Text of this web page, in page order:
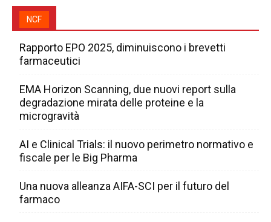
NCF
Rapporto EPO 2025, diminuiscono i brevetti
farmaceutici
EMA Horizon Scanning, due nuovi report sulla
degradazione mirata delle proteine e la
microgravità
AI e Clinical Trials: il nuovo perimetro normativo e
fiscale per le Big Pharma
Una nuova alleanza AIFA-SCI per il futuro del
farmaco